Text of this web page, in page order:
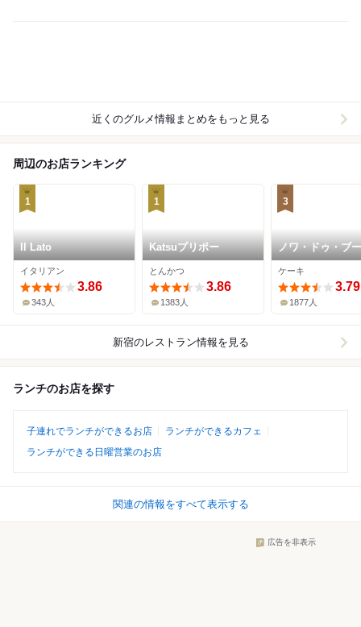
近くのグルメ情報まとめをもっと見る
周辺のお店ランキング
1
Il Lato
イタリアン
3.86
343人
1
Katsuプリポー
とんかつ
3.86
1383人
3
ノワ・ドゥ・ブ
新宿伊勢丹店
ケーキ
3.79
1877人
新宿のレストラン情報を見る
ランチのお店を探す
子連れでランチができるお店
ランチができるカフェ
ランチができる日曜営業のお店
関連の情報をすべて表示する
広告を非表示